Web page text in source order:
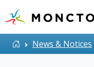
Accueil
News & Notices